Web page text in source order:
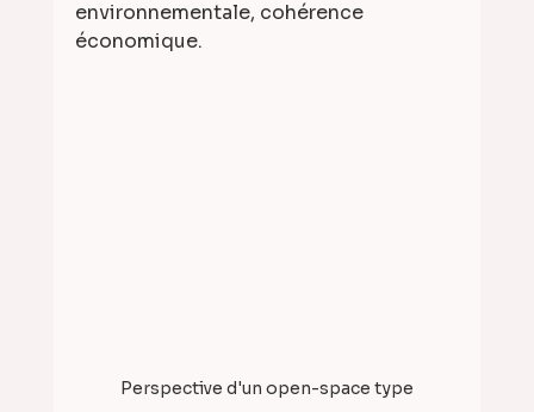
environnementale, cohérence
économique.
Perspective d'un open-space type